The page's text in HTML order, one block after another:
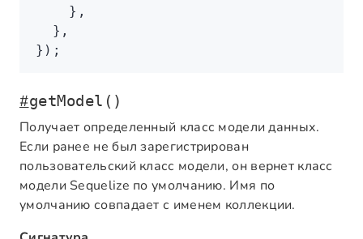
    }
,
  }
,
});
#getModel()
Получает определенный класс модели данных.
Если ранее не был зарегистрирован
пользовательский класс модели, он вернет класс
модели Sequelize по умолчанию. Имя по
умолчанию совпадает с именем коллекции.